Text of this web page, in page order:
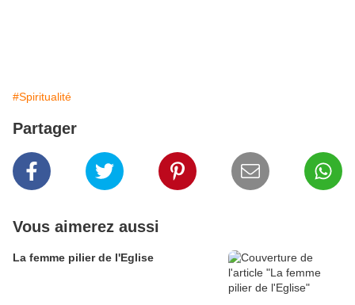
#Spiritualité
Partager
Vous aimerez aussi
La femme pilier de l'Eglise